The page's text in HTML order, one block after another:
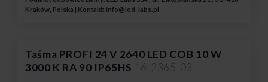
Kraków, Polska | Kontakt: info@led-labs.pl
Taśma PROFI 24 V 2640 LED COB 10 W
3000 K RA 90 IP65HS 16-2365-03